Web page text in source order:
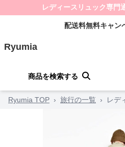
レディースリュック専門
配送料無料キャン
Ryumia
商品を検索する
Ryumia TOP › 旅行の一覧 › レデ